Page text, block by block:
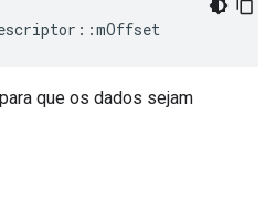
que os dados sejam